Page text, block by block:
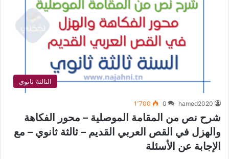
الثالثة ثانوي
hamed2020
0 1٬700
شرح نص من المقامة الموصلية – محور الفكاهة
والهزل في القص العربي القديم – ثالثة ثانوي – مع
الإجابة عن الأسئلة